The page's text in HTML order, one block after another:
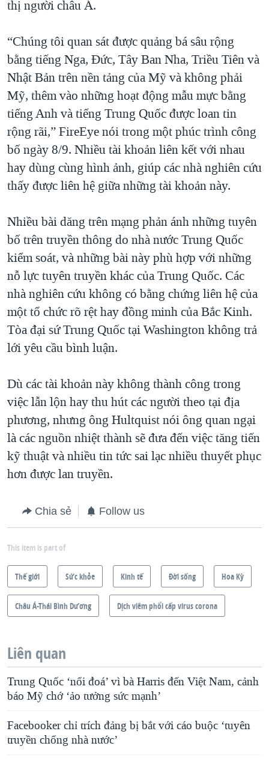
thị người châu Á.
“Chúng tôi quan sát được quảng bá sâu rộng
bằng tiếng Nga, Đức, Tây Ban Nha, Triều Tiên và
Nhật Bản trên nền tảng của Mỹ và không phải
Mỹ, thêm vào những hoạt động mẫu mực bằng
tiếng Anh và tiếng Trung Quốc được loan tin
rộng rãi,” FireEye nói trong một phúc trình công
bố ngày 8/9. Nhiều tài khoản liên kết với nhau
hay dùng cùng hình ảnh, giúp các nhà nghiên cứu
thấy được liên hệ giữa những tài khoản này.
Nhiều bài dăng trên mạng phản ánh những tuyên
bố trên truyền thông do nhà nước Trung Quốc
kiểm soát, và những bài này phù hợp với những
nỗ lực tuyên truyền khác của Trung Quốc. Các
nhà nghiên cứu không có bằng chứng liên hệ của
một tổ chức rõ rệt hay đồng minh của Bắc Kinh.
Tòa đại sứ Trung Quốc tại Washington không trả
lới yêu cầu bình luận.
Dù các tài khoản này không thành công trong
việc lẫn lộn hay thu hút các người theo tại địa
phương, nhưng ông Hultquist nói ông quan ngại
là các nguồn nhiệt thành sẽ đưa đến việc tăng tiến
kỹ thuật và nhiều tin tức sai lạc nhiều thuyết phục
hơn được lan truyền.
Chia sẻ Follow us
This item is part of
Thế giới Sức khỏe Kinh tế Ðời sống Hoa Kỳ
Châu Á-Thái Bình Dương Dịch viêm phổi cấp virus corona
Liên quan
Trung Quốc ‘nổi đoá’ vì bà Harris đến Việt Nam, cảnh
báo Mỹ chớ ‘ảo tưởng sức mạnh’
Facebooker chỉ trích đảng bị bắt với cáo buộc ‘tuyên
truyền chống nhà nước’